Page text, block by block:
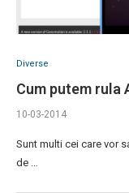
Diverse
Cum putem rula
10-03-2014
Sunt multi cei care vor
de …